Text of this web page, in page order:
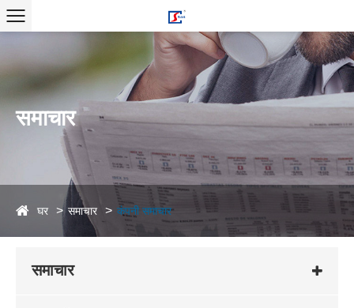
समाचार
घर समाचार कंपनी समाचार
समाचार